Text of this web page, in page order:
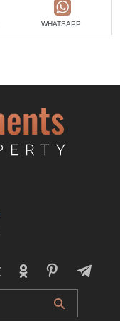
WHATSAPP